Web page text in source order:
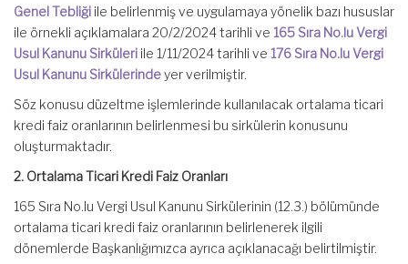
Genel Tebliği ile belirlenmiş ve uygulamaya yönelik bazı hususlar
ile örnekli açıklamalara 20/2/2024 tarihli ve 165 Sıra No.lu Vergi
Usul Kanunu Sirküleri ile 1/11/2024 tarihli ve 176 Sıra No.lu Vergi
Usul Kanunu Sirkülerindeyer verilmiştir.
Söz konusu düzeltme işlemlerinde kullanılacak ortalama ticari
kredi faiz oranlarının belirlenmesi bu sirkülerin konusunu
oluşturmaktadır.
2. Ortalama Ticari Kredi Faiz Oranları
165 Sıra No.lu Vergi Usul Kanunu Sirkülerinin (12.3.) bölümünde
ortalama ticari kredi faiz oranlarının belirlenerek ilgili
dönemlerde Başkanlığımızca ayrıca açıklanacağı belirtilmiştir.